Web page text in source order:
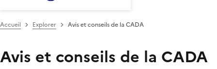
Accueil Explorer Avis et conseils de la CADA
Avis et conseils de la CADA